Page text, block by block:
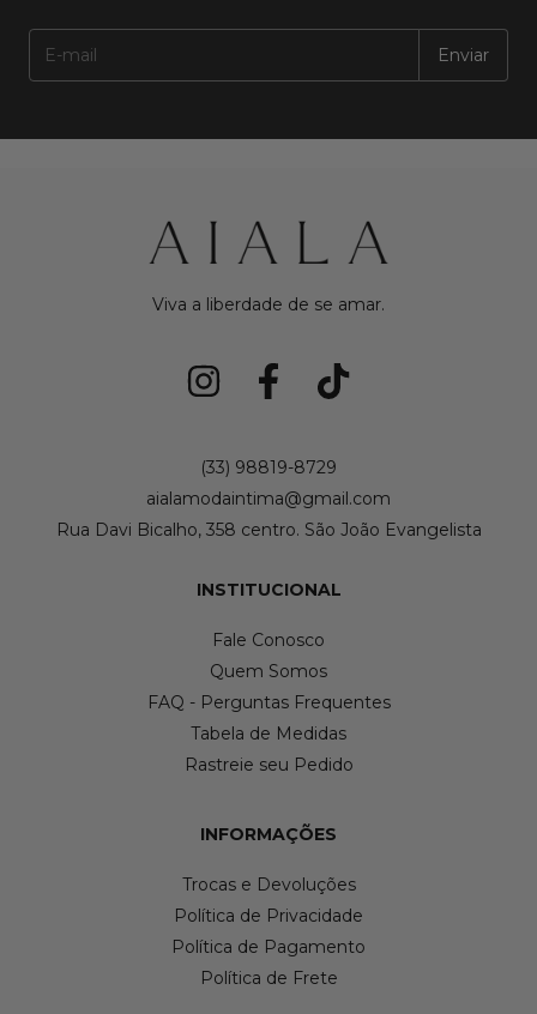
Viva a liberdade de se amar.
(33) 98819-8729
aialamodaintima@gmail.com
Rua Davi Bicalho, 358 centro. São João Evangelista
INSTITUCIONAL
Fale Conosco
Quem Somos
FAQ - Perguntas Frequentes
Tabela de Medidas
Rastreie seu Pedido
INFORMAÇÕES
Trocas e Devoluções
Política de Privacidade
Política de Pagamento
Política de Frete